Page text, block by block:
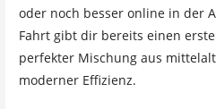
oder noch besser online in der
Fahrt gibt dir bereits einen
perfekter Mischung aus
moderner Effizienz.